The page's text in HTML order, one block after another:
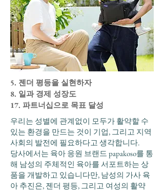
5. 젠더 평등을 실현하자
8. 일과 경제 성장도
17. 파트너십으로 목표 달성
우리는 성별에 관계없이 모두가 활약할 수
있는 환경을 만드는 것이 기업, 그리고 지역
사회의 발전에 필요하다고 생각합니다.
당사에서는 육아 응원 브랜드 papakoso를 통
해 남성의 주체적인 육아를 서포트하는 상
품을 개발하고 있습니다만, 남성의 가사 육
아 추진은, 젠더 평등, 그리고 여성의 활약